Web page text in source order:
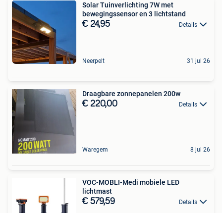
Solar Tuinverlichting 7W met
bewegingssensor en 3 lichtstand
€ 24,95 Details
Neerpelt 31 jul 26
Draagbare zonnepanelen 200w
€ 220,00 Details
Waregem 8 jul 26
VOC-MOBLI-Medi mobiele LED
lichtmast
€ 579,59 Details